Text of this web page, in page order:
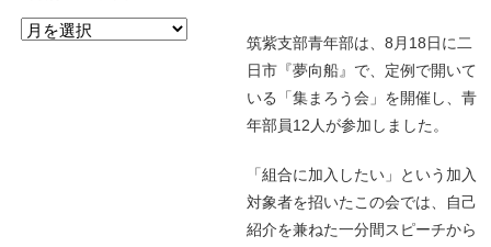
筑紫支部青年部は、8月18日に二
日市『夢向船』で、定例で開いて
いる「集まろう会」を開催し、青
年部員12人が参加しました。
「組合に加入したい」という加入
対象者を招いたこの会では、自己
紹介を兼ねた一分間スピーチから